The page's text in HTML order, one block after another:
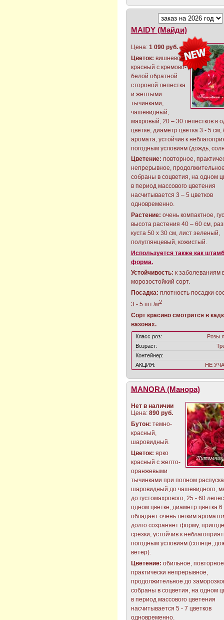
MAIDY (Майди)
Цена: 1 090 руб.
Цветок: вишнево-
красный с кремово-
белой обратной
стороной лепестка
и желтыми
тычинками,
чашевидный,
махровый, 20 – 30 лепестков в
цветке, диаметр цветка 3 - 5 см,
аромата, устойчив к
погодным условиям (дождь,
Цветение: повторное,
непрерывное,
собраны в соцветия, на одном
в период массового цветения
насчитывается 3 – 5 цветков
одновременно.
Растение: очень компактное,
высота растения 40 – 60 см,
куста 50 х 30 см, лист зеленый,
полуглянцевый, кожистый.
Используется также как
форма.
Устойчивость: к заболеваниям
морозостойкий сорт.
Посадка: плотность посадки
3 - 5 шт./м2.
Сорт красиво смотрится в
вазонах.
Класс роз:
Розы
Возраст:
Контейнер:
АКЦИЯ:
НЕ
MANORA (Манора)
Нет в наличии
Цена: 890 руб.
Бутон: темно-
красный,
шаровидный.
Цветок: ярко
красный с желто-
оранжевыми
тычинками при полном
шаровидный до чашевидного,
до густомахрового, 25 - 60
одном цветке, диаметр цветка 6
обладает очень легким
долго сохраняет форму,
срезки, устойчив к
погодным условиям (солнце,
ветер).
Цветение: обильное,
практически непрерывное,
продолжительное до
собраны в соцветия, на одном
в период массового цветения
насчитывается 5 - 7 цветков
одновременно.